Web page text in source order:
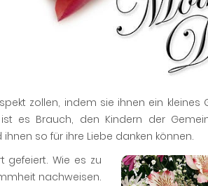
zollen, indem sie ihnen ein kleines
es Brauch, den Kindern der
so für ihre Liebe danken können.
gefeiert. Wie es zu
nachweisen.